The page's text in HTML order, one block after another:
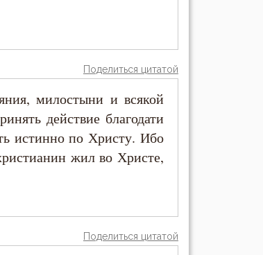
Поделиться цитатой
милостыни и всякой
действие благодати
истинно по Христу. Ибо
жил во Христе,
Поделиться цитатой